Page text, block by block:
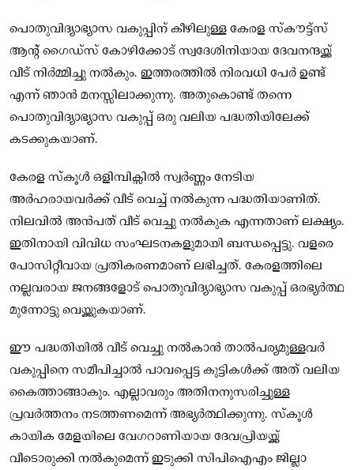
പൊതുവിദ്യാഭ്യാസ വകുപ്പിന് കീഴിലുള്ള കേരള സ്‌കൗട്ട്‌സ്
ആന്റ് ഗൈഡ്‌സ് കോഴിക്കോട് സ്വദേശിനിയായ ദേവനന്ദയ്ക്ക്
വീട് നിര്‍മ്മിച്ചു നല്‍കും. ഇത്തരത്തില്‍ നിരവധി പേര്‍ ഉണ്ട്
എന്ന് ഞാന്‍ മനസ്സിലാക്കുന്നു. അതുകൊണ്ട് തന്നെ
പൊതുവിദ്യാഭ്യാസ വകുപ്പ് ഒരു വലിയ പദ്ധതിയിലേക്ക്
കടക്കുകയാണ്.
കേരള സ്‌കൂള്‍ ഒളിമ്പിക്സിൽ സ്വര്‍ണ്ണം നേടിയ
അര്‍ഹരായവര്‍ക്ക് വീട് വെച്ച്‌ നല്‍കുന്ന പദ്ധതിയാണിത്.
നിലവില്‍ അൻപത് വീട് വെച്ചു നല്‍കുക എന്നതാണ് ലക്ഷ്യം.
ഇതിനായി വിവിധ സംഘടനകളുമായി ബന്ധപ്പെട്ടു. വളരെ
പോസിറ്റീവായ പ്രതികരണമാണ് ലഭിച്ചത്. കേരളത്തിലെ
നല്ലവരായ ജനങ്ങളോട് പൊതുവിദ്യാഭ്യാസ വകുപ്പ് ഒരഭ്യര്‍ത്ഥ
മുന്നോട്ടു വെയ്ക്കുകയാണ്.
ഈ പദ്ധതിയില്‍ വീട് വെച്ചു നല്‍കാന്‍ താല്‍പര്യമുള്ളവര്‍
വകുപ്പിനെ സമീപിച്ചാല്‍ പാവപ്പെട്ട കുട്ടികള്‍ക്ക് അത് വലിയ
കൈത്താങ്ങാകും. എല്ലാവരും അതിനനുസരിച്ചുള്ള
പ്രവര്‍ത്തനം നടത്തണമെന്ന് അഭ്യര്‍ത്ഥിക്കുന്നു. സ്‌കൂള്‍
കായിക മേളയിലെ വേഗറാണിയായ ദേവപ്രിയയ്ക്ക്
വീടൊരുക്കി നല്‍കുമെന്ന് ഇടുക്കി സിപിഐഎം ജില്ലാ